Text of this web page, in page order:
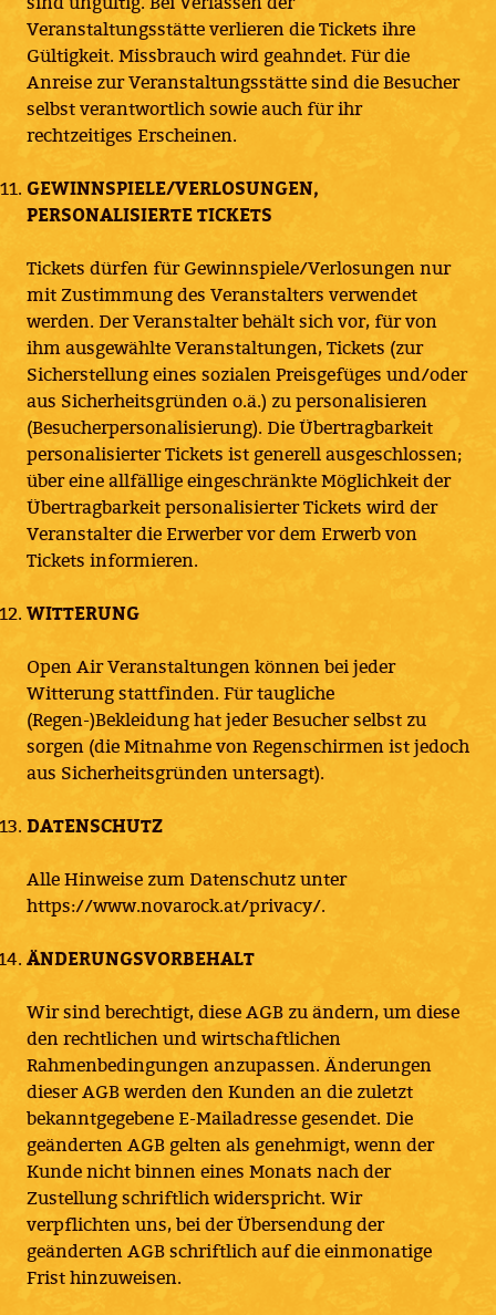
Veranstaltungsstätte verlieren die Tickets ihre
Gültigkeit. Missbrauch wird geahndet. Für die
Anreise zur Veranstaltungsstätte sind die Besucher
selbst verantwortlich sowie auch für ihr
rechtzeitiges Erscheinen.
GEWINNSPIELE/VERLOSUNGEN,
PERSONALISIERTE TICKETS
Tickets dürfen für Gewinnspiele/Verlosungen nur
mit Zustimmung des Veranstalters verwendet
werden. Der Veranstalter behält sich vor, für von
ihm ausgewählte Veranstaltungen, Tickets (zur
Sicherstellung eines sozialen Preisgefüges und/oder
aus Sicherheitsgründen o.ä.) zu personalisieren
(Besucherpersonalisierung). Die Übertragbarkeit
personalisierter Tickets ist generell ausgeschlossen;
über eine allfällige eingeschränkte Möglichkeit der
Übertragbarkeit personalisierter Tickets wird der
Veranstalter die Erwerber vor dem Erwerb von
Tickets informieren.
WITTERUNG
Open Air Veranstaltungen können bei jeder
Witterung stattfinden. Für taugliche
(Regen-)Bekleidung hat jeder Besucher selbst zu
sorgen (die Mitnahme von Regenschirmen ist jedoch
aus Sicherheitsgründen untersagt).
DATENSCHUTZ
Alle Hinweise zum Datenschutz unter
https://www.novarock.at/privacy/.
ÄNDERUNGSVORBEHALT
Wir sind berechtigt, diese AGB zu ändern, um diese
den rechtlichen und wirtschaftlichen
Rahmenbedingungen anzupassen. Änderungen
dieser AGB werden den Kunden an die zuletzt
bekanntgegebene E-Mailadresse gesendet. Die
geänderten AGB gelten als genehmigt, wenn der
Kunde nicht binnen eines Monats nach der
Zustellung schriftlich widerspricht. Wir
verpflichten uns, bei der Übersendung der
geänderten AGB schriftlich auf die einmonatige
Frist hinzuweisen.